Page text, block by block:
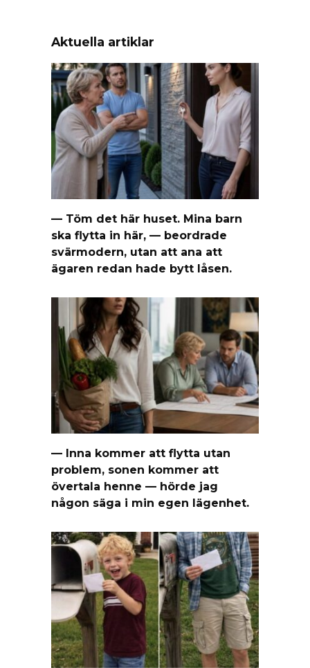
Aktuella artiklar
— Töm det här huset. Mina barn
ska flytta in här, — beordrade
svärmodern, utan att ana att
ägaren redan hade bytt låsen.
— Inna kommer att flytta utan
problem, sonen kommer att
övertala henne — hörde jag
någon säga i min egen lägenhet.